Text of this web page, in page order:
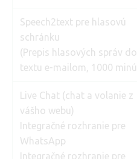
Speech2text pre hlasovú
schránku
(Prepis hlasových správ do
textu e-mailom, 1000
Live Chat (chat a volanie z
vášho webu)
Integračné rozhranie pre
WhatsApp
Integračné rozhranie pre